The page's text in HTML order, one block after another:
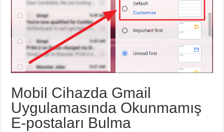
Mobil Cihazda Gmail
Uygulamasında Okunmamış
E-postaları Bulma